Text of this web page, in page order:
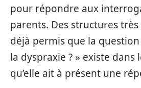
pour répondre aux
parents. Des structures
déjà permis que la question
la dyspraxie ? » existe dans
qu’elle ait à présent une